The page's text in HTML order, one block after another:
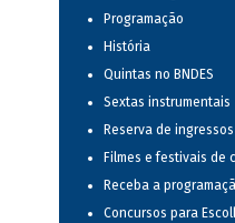
Programação
História
Quintas no BNDES
Sextas instrumentais
Reserva de ingressos
Filmes e festivais de
Receba a
Concursos para